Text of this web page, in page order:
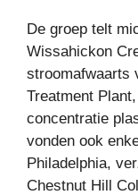
De groep telt
Wissahickon
stroomafwaarts
Treatment
concentratie
vonden ook
Philadelphia,
Chestnut Hill